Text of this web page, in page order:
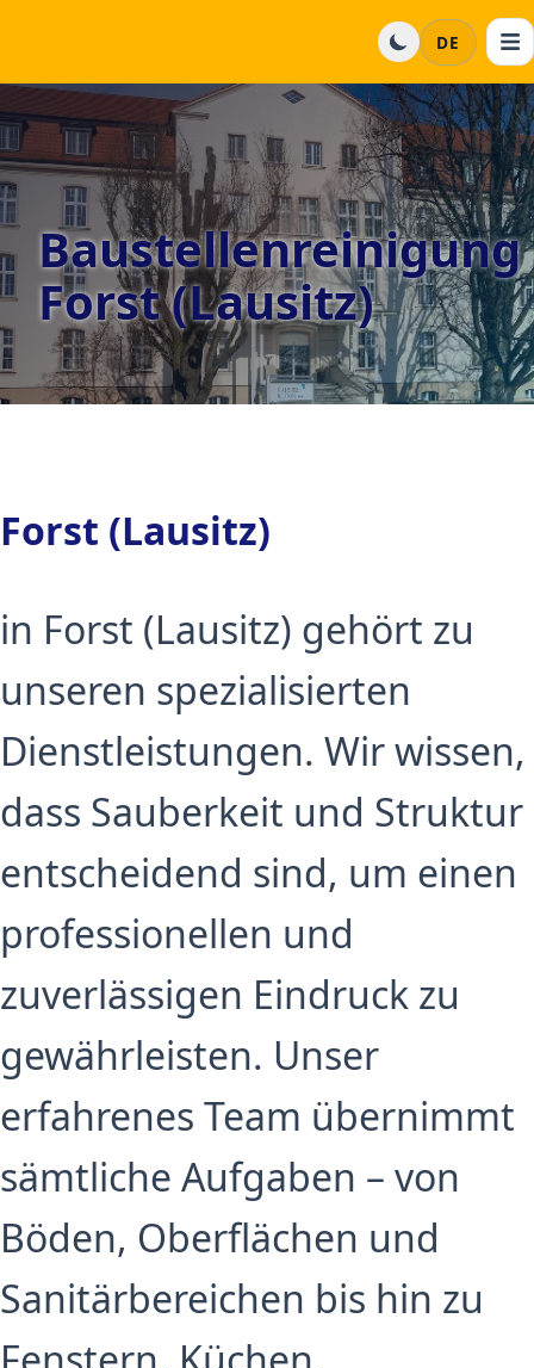
DE
Baustellenreinigung
Forst (Lausitz)
Forst (Lausitz)
in Forst (Lausitz) gehört zu
unseren spezialisierten
Dienstleistungen. Wir wissen,
dass Sauberkeit und Struktur
entscheidend sind, um einen
professionellen und
zuverlässigen Eindruck zu
gewährleisten. Unser
erfahrenes Team übernimmt
sämtliche Aufgaben – von
Böden, Oberflächen und
Sanitärbereichen bis hin zu